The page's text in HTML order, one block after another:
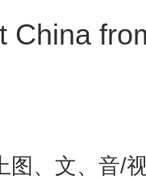
China
图、文、音/